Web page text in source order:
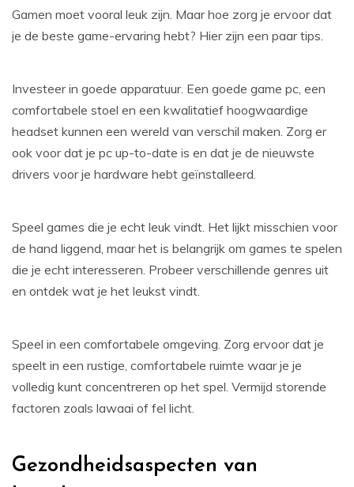
Gamen moet vooral leuk zijn. Maar hoe zorg je ervoor dat
je de beste game-ervaring hebt? Hier zijn een paar tips.
Investeer in goede apparatuur. Een goede game pc, een
comfortabele stoel en een kwalitatief hoogwaardige
headset kunnen een wereld van verschil maken. Zorg er
ook voor dat je pc up-to-date is en dat je de nieuwste
drivers voor je hardware hebt geïnstalleerd.
Speel games die je echt leuk vindt. Het lijkt misschien voor
de hand liggend, maar het is belangrijk om games te spelen
die je echt interesseren. Probeer verschillende genres uit
en ontdek wat je het leukst vindt.
Speel in een comfortabele omgeving. Zorg ervoor dat je
speelt in een rustige, comfortabele ruimte waar je je
volledig kunt concentreren op het spel. Vermijd storende
factoren zoals lawaai of fel licht.
Gezondheidsaspecten van